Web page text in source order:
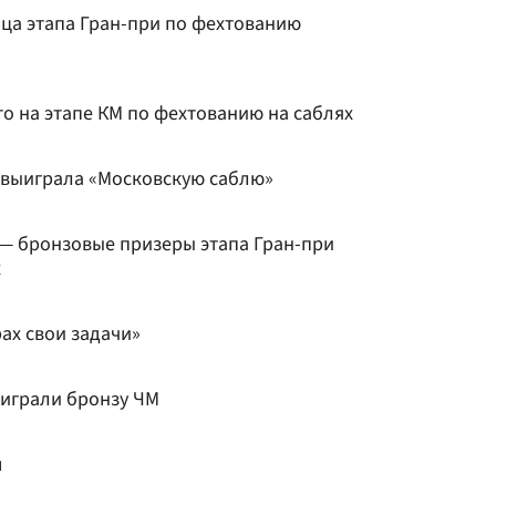
этапа Гран-при по фехтованию
на этапе КМ по фехтованию на саблях
«Московскую саблю»
бронзовые призеры этапа Гран-при
свои задачи»
бронзу ЧМ